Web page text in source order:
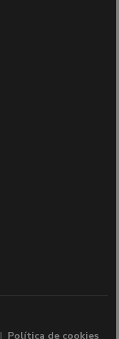
| Política de cookies